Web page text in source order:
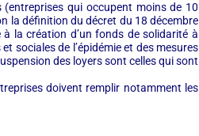
qui occupent moins de 10
la définition du décret du 18 décembre
la création d’un fonds de solidarité à
sociales de l’épidémie et des mesures
des loyers sont celles qui sont
doivent remplir notamment les